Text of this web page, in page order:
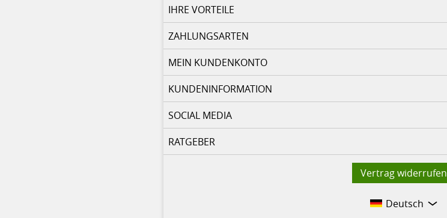
IHRE VORTEILE
ZAHLUNGSARTEN
MEIN KUNDENKONTO
KUNDENINFORMATION
SOCIAL MEDIA
RATGEBER
Vertrag widerrufen
Deutsch